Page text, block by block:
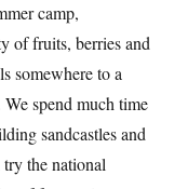
camp,
of fruits, berries and
somewhere to a
spend much time
sandcastles and
the national